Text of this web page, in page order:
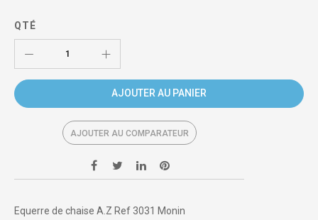
QTÉ
AJOUTER AU PANIER
AJOUTER AU COMPARATEUR
Equerre de chaise A.Z Ref 3031 Monin